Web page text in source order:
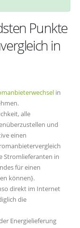
Punkte
in
in
alle
und
einen
Stromlieferanten in
für einen
können}.
direkt im Internet
die
Energielieferung